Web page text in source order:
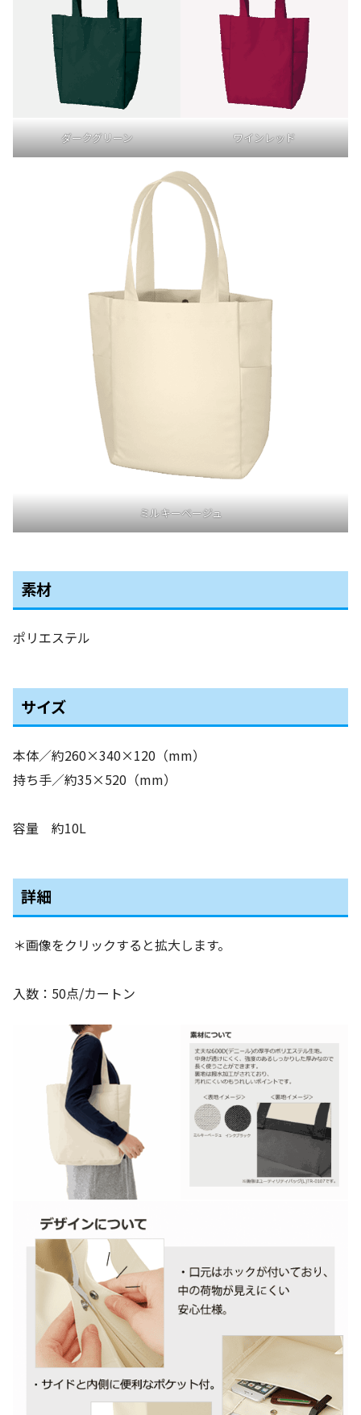
ダークグリーン ワインレッド
ミルキーベージュ
素材
ポリエステル
サイズ
本体／約260×340×120（mm）
持ち手／約35×520（mm）
容量 約10L
詳細
＊画像をクリックすると拡大します。
入数：50点/カートン